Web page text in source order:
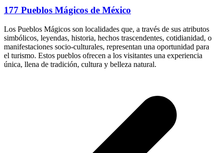
177 Pueblos Mágicos de México
Los Pueblos Mágicos son localidades que, a través de sus atributos
simbólicos, leyendas, historia, hechos trascendentes, cotidianidad, o
manifestaciones socio-culturales, representan una oportunidad para
el turismo. Estos pueblos ofrecen a los visitantes una experiencia
única, llena de tradición, cultura y belleza natural.